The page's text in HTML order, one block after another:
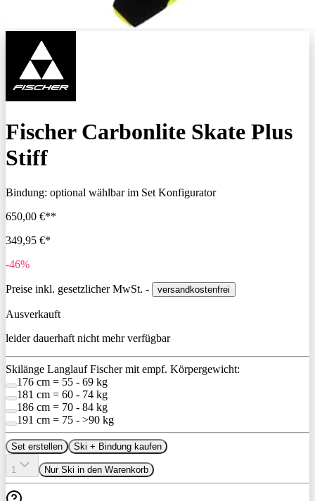
Fischer Carbonlite Skate Plus
Stiff
Bindung: optional wählbar im Set Konfigurator
650,00 €**
349,95 €*
-46%
Preise inkl. gesetzlicher MwSt. - versandkostenfrei
Ausverkauft
leider dauerhaft nicht mehr verfügbar
Skilänge Langlauf Fischer mit empf. Körpergewicht:
176 cm = 55 - 69 kg
181 cm = 60 - 74 kg
186 cm = 70 - 84 kg
191 cm = 75 - >90 kg
Set erstellen Ski + Bindung kaufen
1 Nur Ski in den Warenkorb